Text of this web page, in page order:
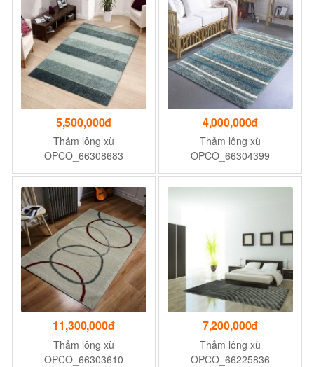
5,500,000đ
Thảm lông xù
OPCO_66308683
4,000,000đ
Thảm lông xù
OPCO_66304399
11,300,000đ
Thảm lông xù
OPCO_66303610
7,200,000đ
Thảm lông xù
OPCO_66225836